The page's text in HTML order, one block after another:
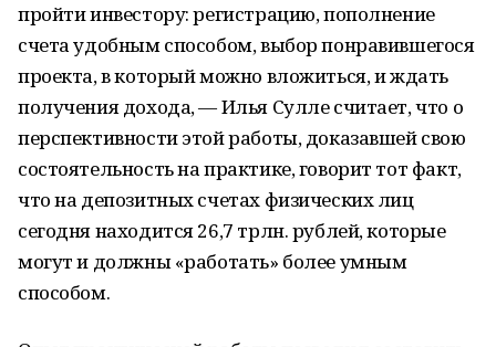
пройти инвестору: регистрацию, пополнение
счета удобным способом, выбор понравившегося
проекта, в который можно вложиться, и ждать
получения дохода, — Илья Сулле считает, что о
перспективности этой работы, доказавшей свою
состоятельность на практике, говорит тот факт,
что на депозитных счетах физических лиц
сегодня находится 26,7 трлн. рублей, которые
могут и должны «работать» более умным
способом.